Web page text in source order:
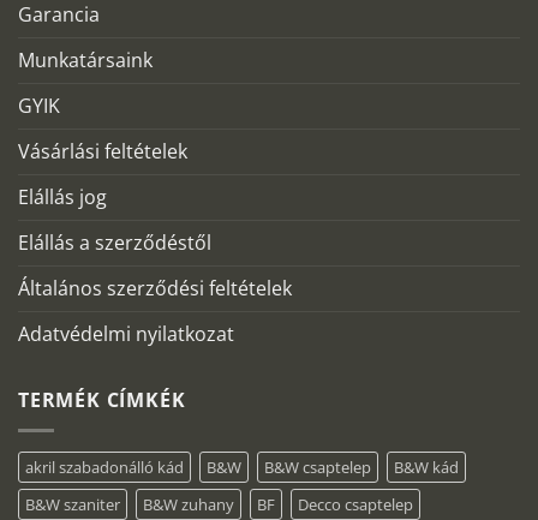
Garancia
Munkatársaink
GYIK
Vásárlási feltételek
Elállás jog
Elállás a szerződéstől
Általános szerződési feltételek
Adatvédelmi nyilatkozat
TERMÉK CÍMKÉK
akril szabadonálló kád B&W B&W csaptelep
B&W kád
B&W szaniter
B&W zuhany BF
Decco csaptelep